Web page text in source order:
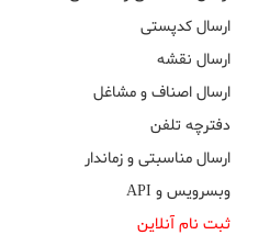
ارسال کدپستی
ارسال نقشه
ارسال اصناف و مشاغل
دفترچه تلفن
ارسال مناسبتی و زماندار
وبسرویس و API
ثبت نام آنلاین